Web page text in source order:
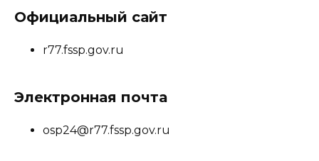
Официальный сайт
r77.fssp.gov.ru
Электронная почта
osp24@r77.fssp.gov.ru